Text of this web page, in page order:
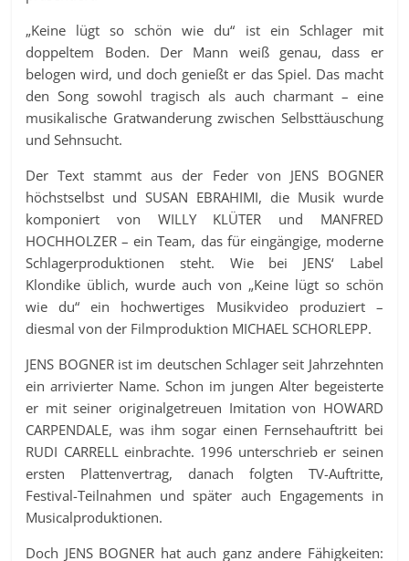
„Keine lügt so schön wie du“ ist ein Schlager mit
doppeltem Boden. Der Mann weiß genau, dass er
belogen wird, und doch genießt er das Spiel. Das macht
den Song sowohl tragisch als auch charmant – eine
musikalische Gratwanderung zwischen Selbsttäuschung
und Sehnsucht.
Der Text stammt aus der Feder von JENS BOGNER
höchstselbst und SUSAN EBRAHIMI, die Musik wurde
komponiert von WILLY KLÜTER und MANFRED
HOCHHOLZER – ein Team, das für eingängige, moderne
Schlagerproduktionen steht. Wie bei JENS‘ Label
Klondike üblich, wurde auch von „Keine lügt so schön
wie du“ ein hochwertiges Musikvideo produziert –
diesmal von der Filmproduktion MICHAEL SCHORLEPP.
JENS BOGNER ist im deutschen Schlager seit Jahrzehnten
ein arrivierter Name. Schon im jungen Alter begeisterte
er mit seiner originalgetreuen Imitation von HOWARD
CARPENDALE, was ihm sogar einen Fernsehauftritt bei
RUDI CARRELL einbrachte. 1996 unterschrieb er seinen
ersten Plattenvertrag, danach folgten TV-Auftritte,
Festival-Teilnahmen und später auch Engagements in
Musicalproduktionen.
Doch JENS BOGNER hat auch ganz andere Fähigkeiten: